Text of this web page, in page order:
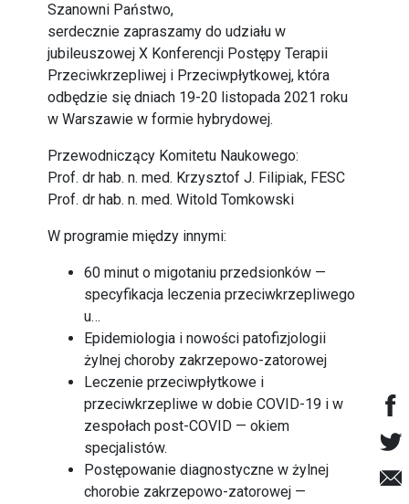
Szanowni Państwo,
serdecznie zapraszamy do udziału w
jubileuszowej X Konferencji Postępy Terapii
Przeciwkrzepliwej i Przeciwpłytkowej, która
odbędzie się dniach 19-20 listopada 2021 roku
w Warszawie w formie hybrydowej.
Przewodniczący Komitetu Naukowego:
Prof. dr hab. n. med. Krzysztof J. Filipiak, FESC
Prof. dr hab. n. med. Witold Tomkowski
W programie między innymi:
60 minut o migotaniu przedsionków —
specyfikacja leczenia przeciwkrzepliwego
u…
Epidemiologia i nowości patofizjologii
żylnej choroby zakrzepowo-zatorowej
Leczenie przeciwpłytkowe i
przeciwkrzepliwe w dobie COVID-19 i w
zespołach post-COVID — okiem
specjalistów.
Postępowanie diagnostyczne w żylnej
chorobie zakrzepowo-zatorowej —